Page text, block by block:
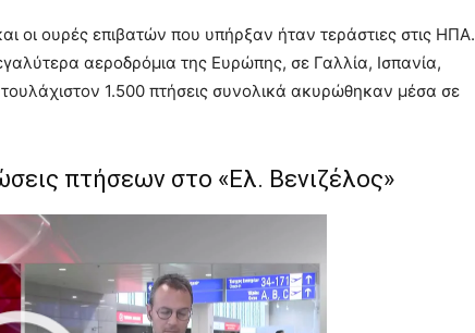
οι ουρές επιβατών που υπήρξαν ήταν τεράστιες στις ΗΠΑ.
αεροδρόμια της Ευρώπης, σε Γαλλία, Ισπανία,
1.500 πτήσεις συνολικά ακυρώθηκαν μέσα σε
πτήσεων στο «Ελ. Βενιζέλος»